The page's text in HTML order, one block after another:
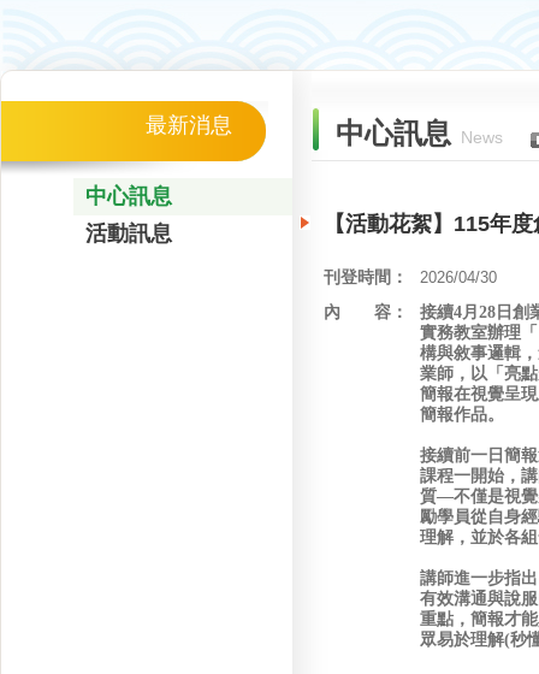
最新消息
中心訊息
活動訊息
中心訊息 News
【活動花絮】115年
刊登時間： 2026/04/30
內 容：
接續4月28日創
實務教室辦理
構與敘事邏輯
業師，以「亮
簡報在視覺呈
簡報作品。
接續前一日簡
課程一開始，
質—不僅是視覺
勵學員從自身
理解，並於各
講師進一步指
有效溝通與說
重點，簡報才
眾易於理解(秒